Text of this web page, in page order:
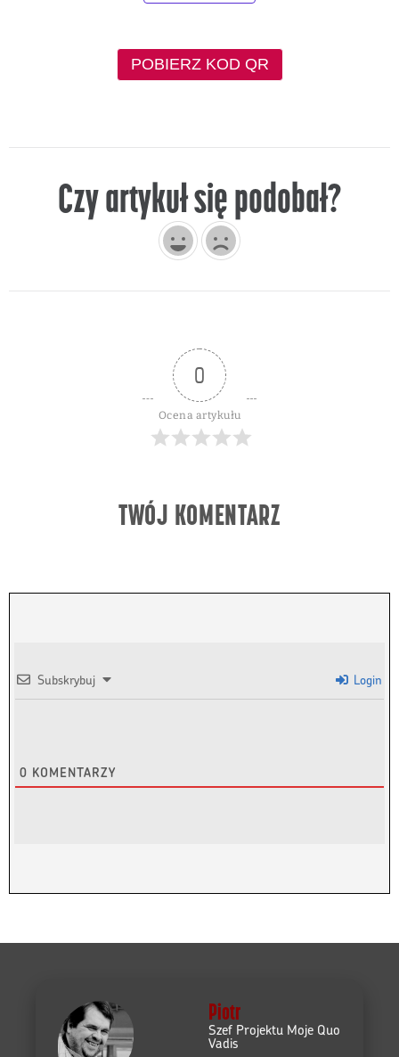
POBIERZ KOD QR
Czy artykuł się podobał?
0
Ocena artykułu
TWÓJ KOMENTARZ
Subskrybuj Login
0 KOMENTARZY
Piotr
Szef Projektu Moje Quo
Vadis